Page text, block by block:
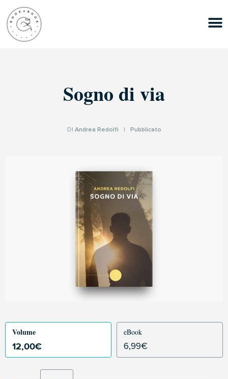
Sogno di via
DI Andrea Redolfi Pubblicato
Volume
12,00€
eBook
6,99€